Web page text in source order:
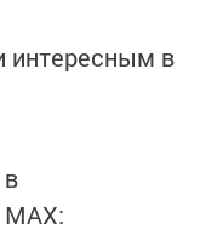
в
MАХ: